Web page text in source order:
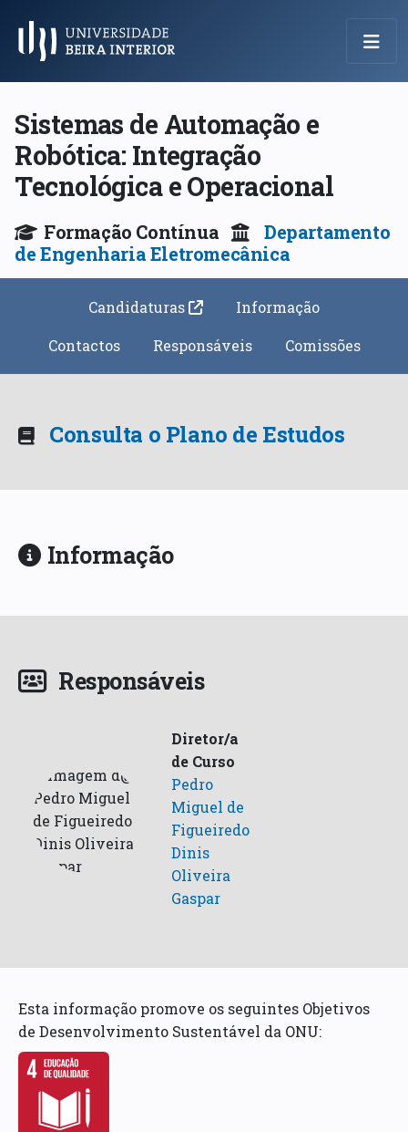
Menu Principal
Sistemas de Automação e
Robótica: Integração
Tecnológica e Operacional
Formação Contínua
Departamento
de Engenharia Eletromecânica
Candidaturas
Informação
Contactos
Responsáveis Comissões
Consulta o Plano de Estudos
Informação
Responsáveis
Diretor/a
de Curso
Pedro
Miguel de
Figueiredo
Dinis
Oliveira
Gaspar
Esta informação promove os seguintes Objetivos
de Desenvolvimento Sustentável da ONU: